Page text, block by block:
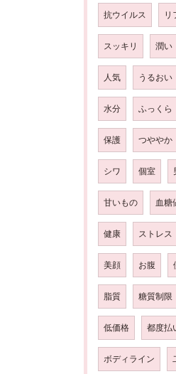
抗ウイルス リ
スッキリ 潤い
人気 うるおい
水分 ふっくら
保護 つややか
シワ 個室
甘いもの 血糖
健康 ストレス
美顔 お腹
脂質 糖質制限
低価格 都度払
ボディライン